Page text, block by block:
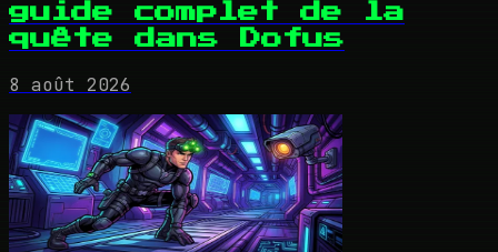
guide complet de la
quête dans Dofus
8 août 2026